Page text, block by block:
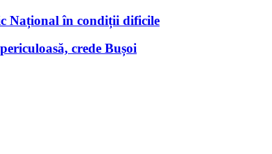
Național în condiții dificile
crede Bușoi